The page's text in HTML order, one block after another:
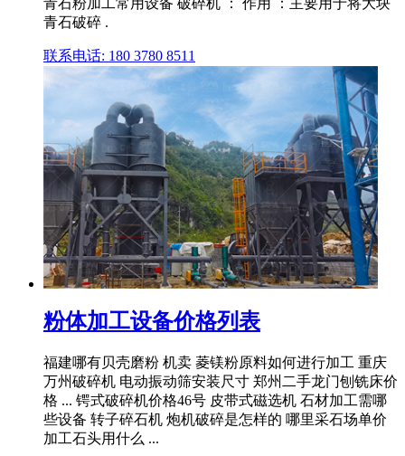
青石粉加工常用设备 破碎机 ： 作用 ：主要用于将大块
青石破碎 .
联系电话: 180 3780 8511
粉体加工设备价格列表
福建哪有贝壳磨粉 机卖 菱镁粉原料如何进行加工 重庆
万州破碎机 电动振动筛安装尺寸 郑州二手龙门刨铣床价
格 ... 锷式破碎机价格46号 皮带式磁选机 石材加工需哪
些设备 转子碎石机 炮机破碎是怎样的 哪里采石场单价
加工石头用什么 ...